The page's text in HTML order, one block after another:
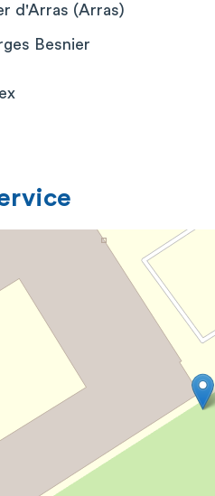
d'Arras (Arras)
Besnier